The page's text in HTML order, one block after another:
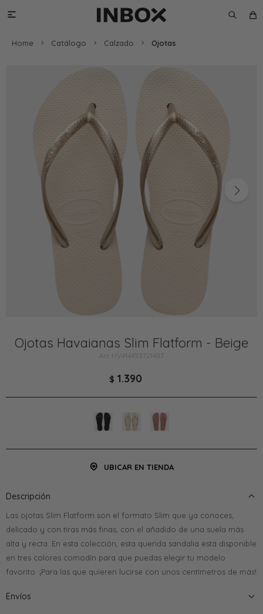

Home Catálogo Calzado Ojotas
Ojotas Havaianas Slim Flatform - Beige
HV414453721487
$ 1.390
UBICAR EN TIENDA
Descripción
Las ojotas Slim Flatform son el formato Slim que ya conoces,
delicado y con tiras más finas, con el añadido de una suela más
alta y recta. En esta colección, esta querida sandalia está disponible
en tres colores comodín para que puedas elegir tu modelo
favorito. ¡Para las que quieren lucirse con unos centímetros de más!
Envíos